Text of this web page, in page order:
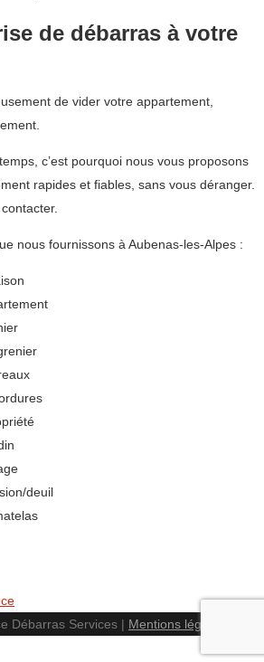
de débarras à votre
de vider votre appartement,
c’est pourquoi nous vous proposons
rapides et fiables, sans vous déranger.
nous fournissons à Aubenas-les-Alpes :
deuil
Débarras Services | Mentions légales